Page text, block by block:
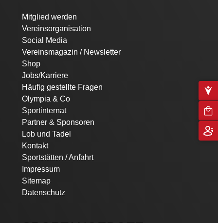
Mitglied werden
Vereinsorganisation
Social Media
Vereinsmagazin / Newsletter
Shop
Jobs/Karriere
Häufig gestellte Fragen
Olympia & Co
Sportinternat
Partner & Sponsoren
Lob und Tadel
Kontakt
Sportstätten / Anfahrt
Impressum
Sitemap
Datenschutz